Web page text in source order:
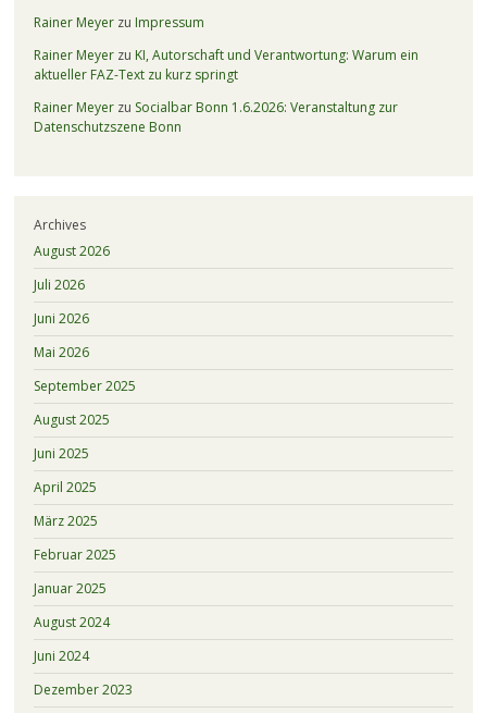
Rainer Meyerzu Impressum
Rainer Meyerzu KI, Autorschaft und Verantwortung: Warum ein
aktueller FAZ-Text zu kurz springt
Rainer Meyerzu Socialbar Bonn 1.6.2026: Veranstaltung zur
Datenschutzszene Bonn
Archives
August 2026
Juli 2026
Juni 2026
Mai 2026
September 2025
August 2025
Juni 2025
April 2025
März 2025
Februar 2025
Januar 2025
August 2024
Juni 2024
Dezember 2023